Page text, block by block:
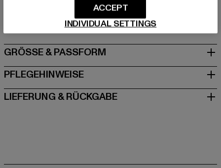
agentur@urbanstylesagency.com
Schanzenstraße 41 | 51063 Köln | DE
GRÖSSE & PASSFORM
PFLEGEHINWEISE
LIEFERUNG & RÜCKGABE
INDIVIDUAL SETTINGS
ACCEPT